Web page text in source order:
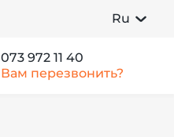
Ru
073 972 11 40
Вам перезвонить?